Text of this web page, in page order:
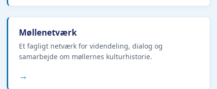
Møllenetværk
Et fagligt netværk for videndeling, dialog og
samarbejde om møllernes kulturhistorie.
→